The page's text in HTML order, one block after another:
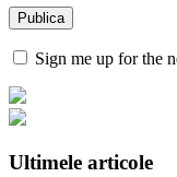
Sign me up for the
Ultimele articole